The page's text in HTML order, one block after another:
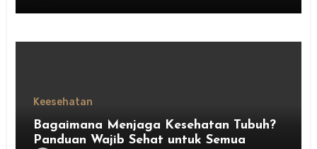
Keesehatan
Bagaimana Menjaga Kesehatan Tubuh?
Panduan Wajib Sehat untuk Semua